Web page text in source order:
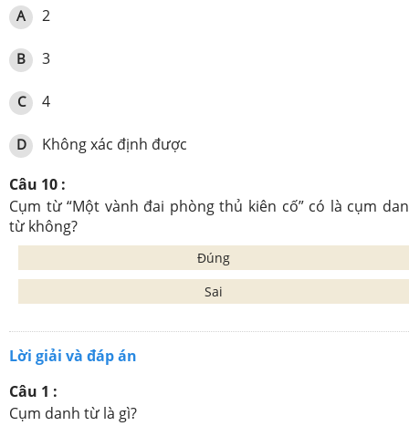
A 2
B 3
C 4
D
Không xác định được
Câu 10 :
Cụm từ “Một vành đai phòng thủ kiên cố” có là cụm
từ không?
Đúng
Sai
Lời giải và đáp án
Câu 1 :
Cụm danh từ là gì?